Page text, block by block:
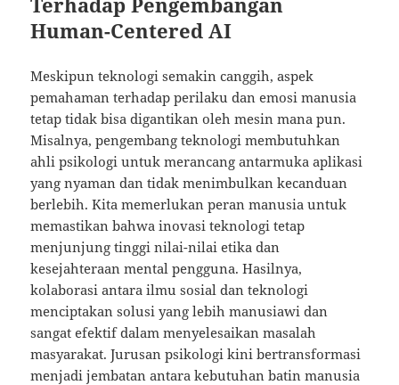
Human-Centered AI
Meskipun teknologi semakin canggih, aspek
pemahaman terhadap perilaku dan emosi manusia
tetap tidak bisa digantikan oleh mesin mana pun.
Misalnya, pengembang teknologi membutuhkan
ahli psikologi untuk merancang antarmuka aplikasi
yang nyaman dan tidak menimbulkan kecanduan
berlebih. Kita memerlukan peran manusia untuk
memastikan bahwa inovasi teknologi tetap
menjunjung tinggi nilai-nilai etika dan
kesejahteraan mental pengguna. Hasilnya,
kolaborasi antara ilmu sosial dan teknologi
menciptakan solusi yang lebih manusiawi dan
sangat efektif dalam menyelesaikan masalah
masyarakat. Jurusan psikologi kini bertransformasi
menjadi jembatan antara kebutuhan batin manusia